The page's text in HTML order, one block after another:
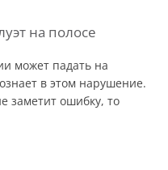
на полосе
может падать на
в этом нарушение.
заметит ошибку, то